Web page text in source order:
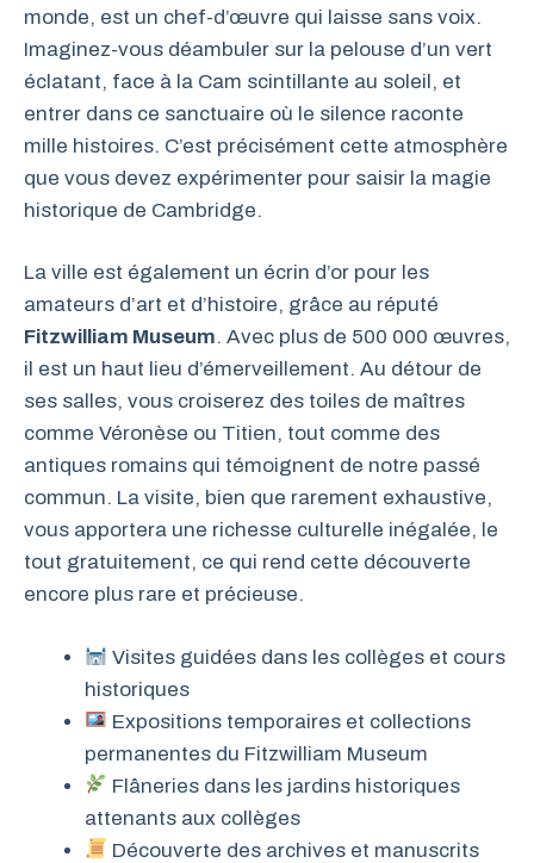
monde, est un chef-d’œuvre qui laisse sans voix.
Imaginez-vous déambuler sur la pelouse d’un vert
éclatant, face à la Cam scintillante au soleil, et
entrer dans ce sanctuaire où le silence raconte
mille histoires. C’est précisément cette atmosphère
que vous devez expérimenter pour saisir la magie
historique de Cambridge.
La ville est également un écrin d’or pour les
amateurs d’art et d’histoire, grâce au réputé
Fitzwilliam Museum. Avec plus de 500 000 œuvres,
il est un haut lieu d’émerveillement. Au détour de
ses salles, vous croiserez des toiles de maîtres
comme Véronèse ou Titien, tout comme des
antiques romains qui témoignent de notre passé
commun. La visite, bien que rarement exhaustive,
vous apportera une richesse culturelle inégalée, le
tout gratuitement, ce qui rend cette découverte
encore plus rare et précieuse.
Visites guidées dans les collèges et cours
historiques
Expositions temporaires et collections
permanentes du Fitzwilliam Museum
Flâneries dans les jardins historiques
attenants aux collèges
Découverte des archives et manuscrits